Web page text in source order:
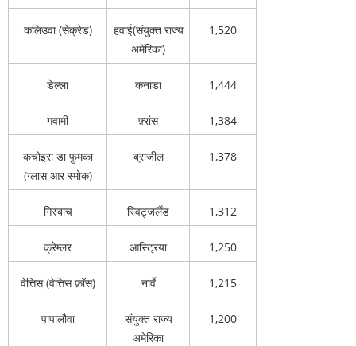
कलिउवा (सेक्रेड)
हवाई(संयुक्त राज्य
अमेरिका)
1,520
डेल्ला कनाडा 1,444
गवामी फ़्रांस 1,384
कचोइरा डा फुमका
(ग्लास आर स्मोक)
ब्राजील 1,378
गिस्बाच स्विट्जर्लैंड 1,312
क्रेम्लर आस्ट्रिया 1,250
वेत्तिस (वेत्तिस फ़ॉस) नार्वे 1,215
पापालौवा
संयुक्त राज्य
अमेरिका
1,200